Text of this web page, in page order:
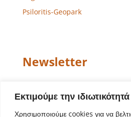
Εκτιμούμε την
Χρησιμοποιούμε cookies για να
Psiloritis-Geopark
Newsletter